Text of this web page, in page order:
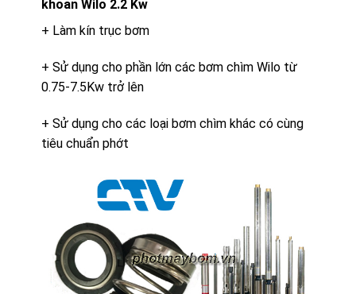
khoan Wilo 2.2 Kw
+ Làm kín trục bơm
+ Sử dụng cho phần lớn các bơm chìm Wilo từ
0.75-7.5Kw trở lên
+ Sử dụng cho các loại bơm chìm khác có cùng
tiêu chuẩn phớt